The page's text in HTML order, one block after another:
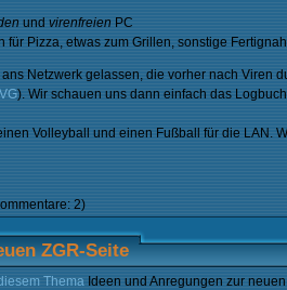
und virenfreien PC
für Pizza, etwas zum Grillen, sonstige
Netzwerk gelassen, die vorher nach Viren
). Wir schauen uns dann einfach das
Volleyball und einen Fußball für die LAN.
2)
ZGR-Seite
Thema Ideen und Anregungen zur